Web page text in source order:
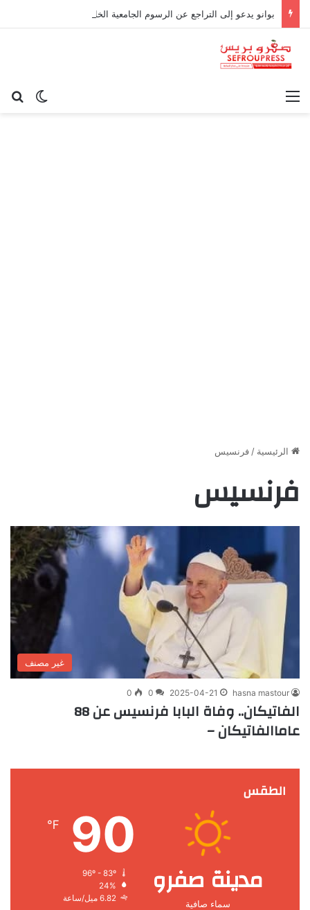
بوانو يدعو إلى التراجع عن الرسوم الجامعية الخاصة بالأجراء
الوضع القائمة
الرئيسية / فرنسيس
فرنسيس
غير مصنف
hasna mastour
2025-04-21
0
0
الفاتيكان.. وفاة البابا فرنسيس عن 88
عاماالفاتيكان –
الطقس
مدينة صفرو
سماء صافية
90
℉
24%
6.82 ميل/ساعة